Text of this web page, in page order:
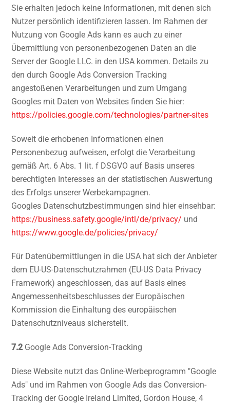
Sie erhalten jedoch keine Informationen, mit denen sich
Nutzer persönlich identifizieren lassen. Im Rahmen der
Nutzung von Google Ads kann es auch zu einer
Übermittlung von personenbezogenen Daten an die
Server der Google LLC. in den USA kommen. Details zu
den durch Google Ads Conversion Tracking
angestoßenen Verarbeitungen und zum Umgang
Googles mit Daten von Websites finden Sie hier:
https://policies.google.com/technologies/partner-sites
Soweit die erhobenen Informationen einen
Personenbezug aufweisen, erfolgt die Verarbeitung
gemäß Art. 6 Abs. 1 lit. f DSGVO auf Basis unseres
berechtigten Interesses an der statistischen Auswertung
des Erfolgs unserer Werbekampagnen.
Googles Datenschutzbestimmungen sind hier einsehbar:
https://business.safety.google/intl/de/privacy/ und
https://www.google.de/policies/privacy/
Für Datenübermittlungen in die USA hat sich der Anbieter
dem EU-US-Datenschutzrahmen (EU-US Data Privacy
Framework) angeschlossen, das auf Basis eines
Angemessenheitsbeschlusses der Europäischen
Kommission die Einhaltung des europäischen
Datenschutzniveaus sicherstellt.
7.2 Google Ads Conversion-Tracking
Diese Website nutzt das Online-Werbeprogramm "Google
Ads" und im Rahmen von Google Ads das Conversion-
Tracking der Google Ireland Limited, Gordon House, 4